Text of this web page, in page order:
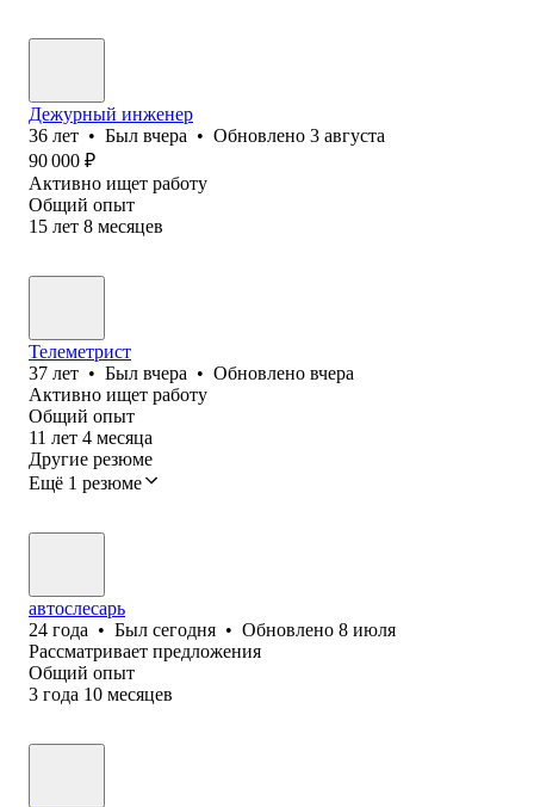
Дежурный инженер
36 лет • Был вчера • Обновлено 3 августа
90 000 ₽
Активно ищет работу
Общий опыт
15 лет 8 месяцев
Телеметрист
37 лет • Был вчера • Обновлено вчера
Активно ищет работу
Общий опыт
11 лет 4 месяца
Другие резюме
Ещё 1 резюме
автослесарь
24 года • Был сегодня • Обновлено 8 июля
Рассматривает предложения
Общий опыт
3 года 10 месяцев